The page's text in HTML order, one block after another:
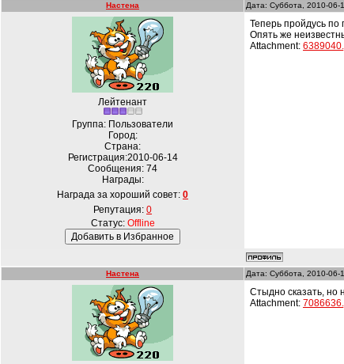
Настена Дата: Суббота, 2010-
Лейтенант
Группа: Пользователи
Город:
Страна:
Регистрация:2010-06-14
Сообщения: 74
Награды:
Награда за хороший совет: 0
Репутация: 0
Статус: Offline
Теперь пройдусь по
Опять же
Attachment:
Настена Дата: Суббота, 2010-
Стыдно сказать, но
Attachment: